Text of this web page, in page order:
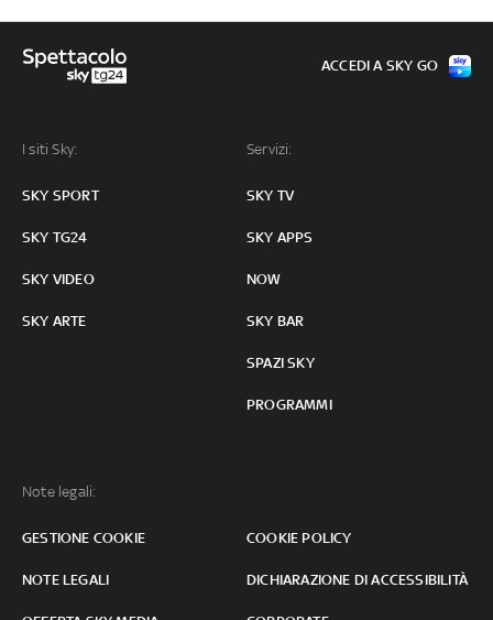
I siti Sky:
SKY SPORT
SKY TG24
SKY VIDEO
SKY ARTE
Servizi:
SKY TV
SKY APPS
NOW
SKY BAR
SPAZI SKY
PROGRAMMI
Note legali:
GESTIONE COOKIE COOKIE POLICY
NOTE LEGALI DICHIARAZIONE DI ACCESSIBILITÀ
ACCEDI A SKY GO